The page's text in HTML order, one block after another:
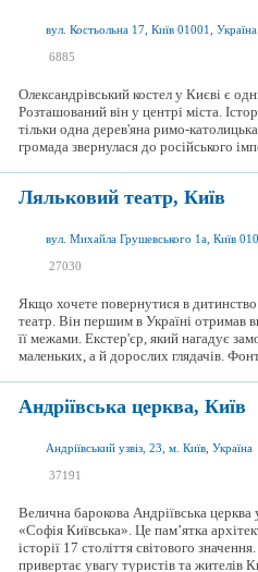
вул. Костьольна 17, Київ 01001, Україна
6885
Олександрівський костел у Києві є
Розташований він у центрі міста.
тільки одна дерев'яна римо-
громада звернулася до російського
Ляльковий театр, Київ
вул. Михайла Грушевського 1а, Київ
27030
Якщо хочете повернутися в дитинство
театр. Він першим в Україні отримав
її межами. Екстер'єр, який нагадує
маленьких, а й дорослих глядачів.
Андріївська церква, Київ
Андріївський узвіз, 23, м. Київ, Україна
37191
Велична барокова Андріївська
«Софія Київська». Це пам’ятка
історії 17 століття світового
привертає увагу туристів та жителів